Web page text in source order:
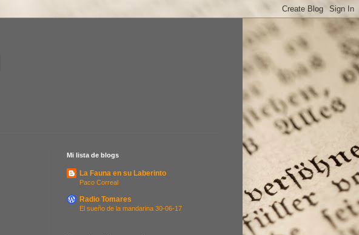
Mi lista de blogs
La Fauna en su Laberinto
Paco Correal
Radio Tomares
El sueño de la mandarina 30-06-17